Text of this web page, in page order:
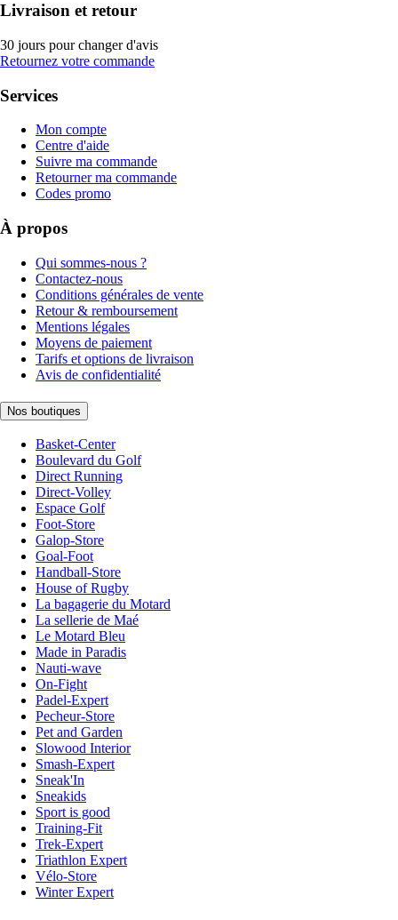
Livraison et retour
30 jours pour changer d'avis
Retournez votre commande
Services
Mon compte
Centre d'aide
Suivre ma commande
Retourner ma commande
Codes promo
À propos
Qui sommes-nous ?
Contactez-nous
Conditions générales de vente
Retour & remboursement
Mentions légales
Moyens de paiement
Tarifs et options de livraison
Avis de confidentialité
Nos boutiques
Basket-Center
Boulevard du Golf
Direct Running
Direct-Volley
Espace Golf
Foot-Store
Galop-Store
Goal-Foot
Handball-Store
House of Rugby
La bagagerie du Motard
La sellerie de Maé
Le Motard Bleu
Made in Paradis
Nauti-wave
On-Fight
Padel-Expert
Pecheur-Store
Pet and Garden
Slowood Interior
Smash-Expert
Sneak'In
Sneakids
Sport is good
Training-Fit
Trek-Expert
Triathlon Expert
Vélo-Store
Winter Expert